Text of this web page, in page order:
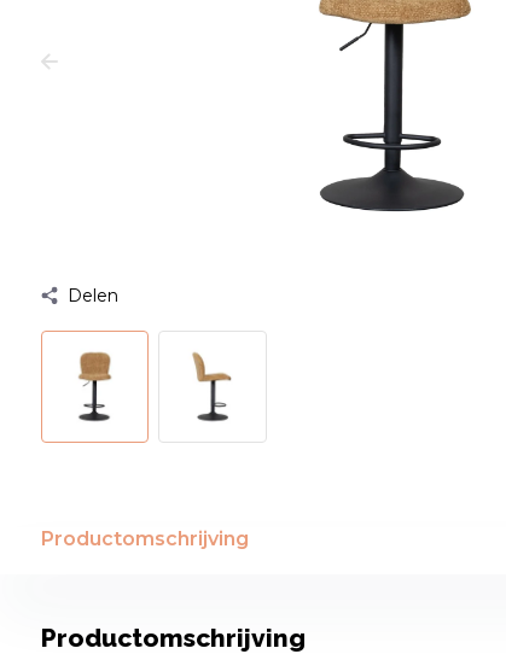
Delen
Productomschrijving
Productomschrijving